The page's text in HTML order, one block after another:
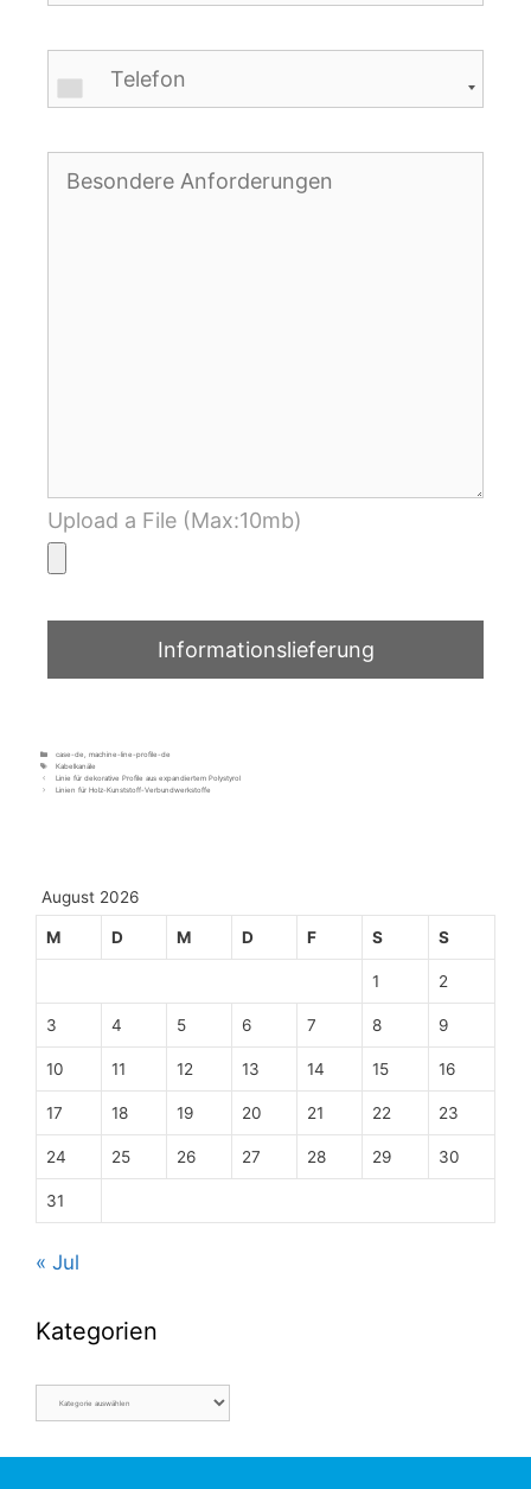
Upload a File (Max:10mb)
case-de, machine-line-profile-de
Kabelkanäle
Linie für dekorative Profile aus expandiertem Polystyrol
Linien für Holz-Kunststoff-Verbundwerkstoffe
August 2026
M D M D F S S
1 2
3 4 5 6 7 8 9
10 11 12 13 14 15 16
17 18 19 20 21 22 23
24 25 26 27 28 29 30
31
« Jul
Kategorien